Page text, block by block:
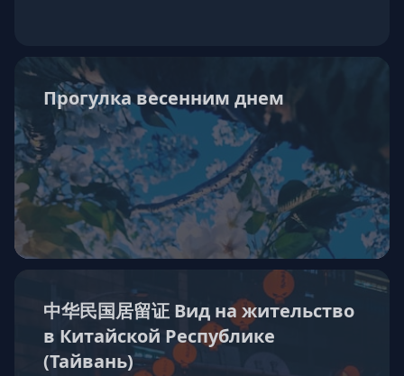
Прогулка весенним днем
中华民国居留证 Вид на жительство
в Китайской Республике
(Тайвань)